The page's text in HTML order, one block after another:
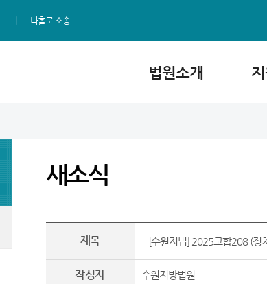
나홀로 소송
법원소개
새소식
제목 [수원지법] 2025고합208 (정
작성자 수원지방법원